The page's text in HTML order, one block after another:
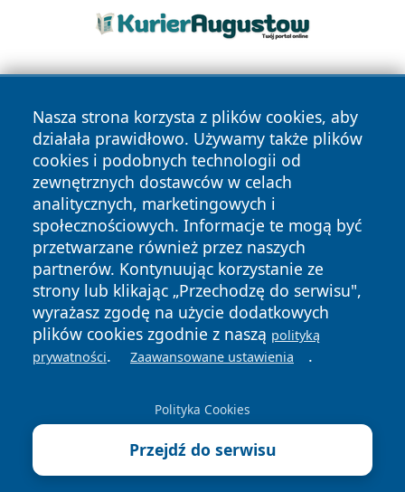
Nasza strona korzysta z plików cookies, aby
działała prawidłowo. Używamy także plików
cookies i podobnych technologii od
zewnętrznych dostawców w celach
analitycznych, marketingowych i
społecznościowych. Informacje te mogą być
przetwarzane również przez naszych
partnerów. Kontynuując korzystanie ze
strony lub klikając „Przechodzę do serwisu",
wyrażasz zgodę na użycie dodatkowych
plików cookies zgodnie z naszą polityką
prywatności. Zaawansowane ustawienia .
Polityka Cookies
Przejdź do serwisu
Copyright © 2026 zawiercieonline.pl Wszystkie prawa
zastrzeżone.
News Autorzy
Polityka
Prywatności
Polityka
Cookies